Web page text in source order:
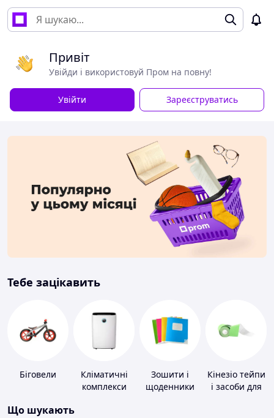
Привіт
Увійди і використовуй Пром на повну!
Увійти Зареєструватись
Тебе зацікавить
Біговели
Кліматичні
комплекси
Зошити і
щоденники
Кінезіо тейпи
і засоби для
Що шукають